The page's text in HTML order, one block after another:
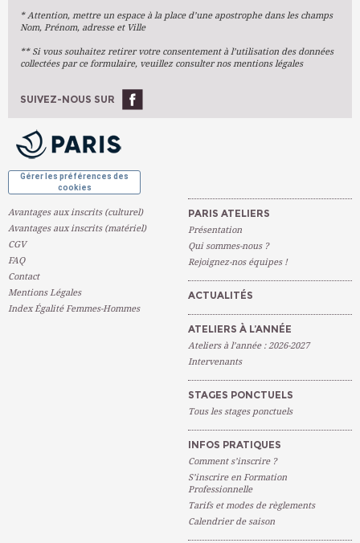
Arts Plastiques
Arts Du Texte
Arts Numériques
Ateliers À L'année
* Attention, mettre un espace à la place d’une apostrophe dans les champs
Nom, Prénom, adresse et Ville
** Si vous souhaitez retirer votre consentement à l’utilisation des données
collectées par ce formulaire, veuillez consulter nos mentions légales
SUIVEZ-NOUS SUR
Gérer les préférences des
cookies
Avantages aux inscrits (culturel)
Avantages aux inscrits (matériel)
CGV
FAQ
Contact
Mentions Légales
Index Égalité Femmes-Hommes
PARIS ATELIERS
Présentation
Qui sommes-nous ?
Rejoignez-nos équipes !
ACTUALITÉS
ATELIERS À L’ANNÉE
Ateliers à l’année : 2026-2027
Intervenants
STAGES PONCTUELS
Tous les stages ponctuels
INFOS PRATIQUES
Comment s’inscrire ?
S’inscrire en Formation
Professionnelle
Tarifs et modes de règlements
Calendrier de saison